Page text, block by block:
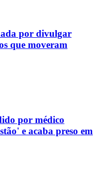
por divulgar
que moveram
por médico
e acaba preso em